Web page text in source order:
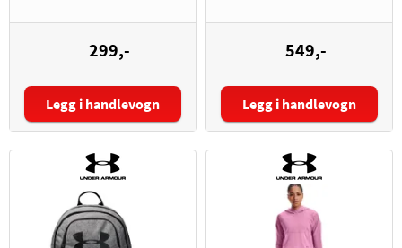
299,-
Størrelse:
Legg i handlevogn
549,-
Størrelse:
Legg i handlevogn